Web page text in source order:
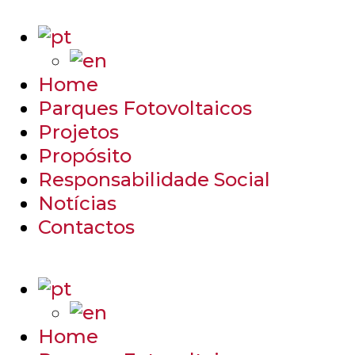
Home
Parques Fotovoltaicos
Projetos
Propósito
Responsabilidade Social
Notícias
Contactos
Home